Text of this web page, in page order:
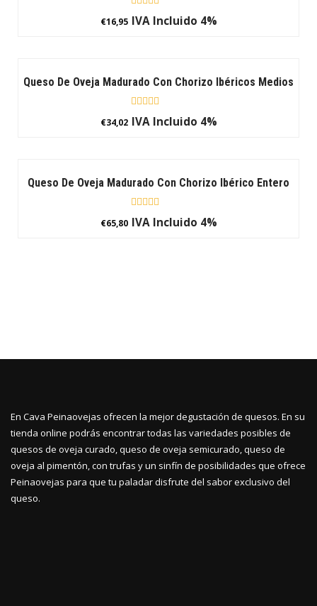
Rated
0
€16,95 IVA Incluido 4%
Queso De Oveja Madurado Con Chorizo Ibéricos Medios
Rated
0
€34,02 IVA Incluido 4%
Queso De Oveja Madurado Con Chorizo Ibérico Entero
Rated
0
€65,80 IVA Incluido 4%
En Cava Peinaovejas ofrecen la mejor degustación de quesos. En su
tienda online podrás encontrar todas las variedades posibles de
quesos de oveja curado, queso de oveja semicurado, queso de
oveja al pimentón, con trufas y un sinfín de posibilidades que ofrece
Peinaovejas para que tu paladar disfrute del sabor exclusivo del
queso.